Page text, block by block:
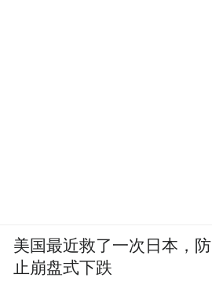
美国最近救了一次日本，防
止崩盘式下跌